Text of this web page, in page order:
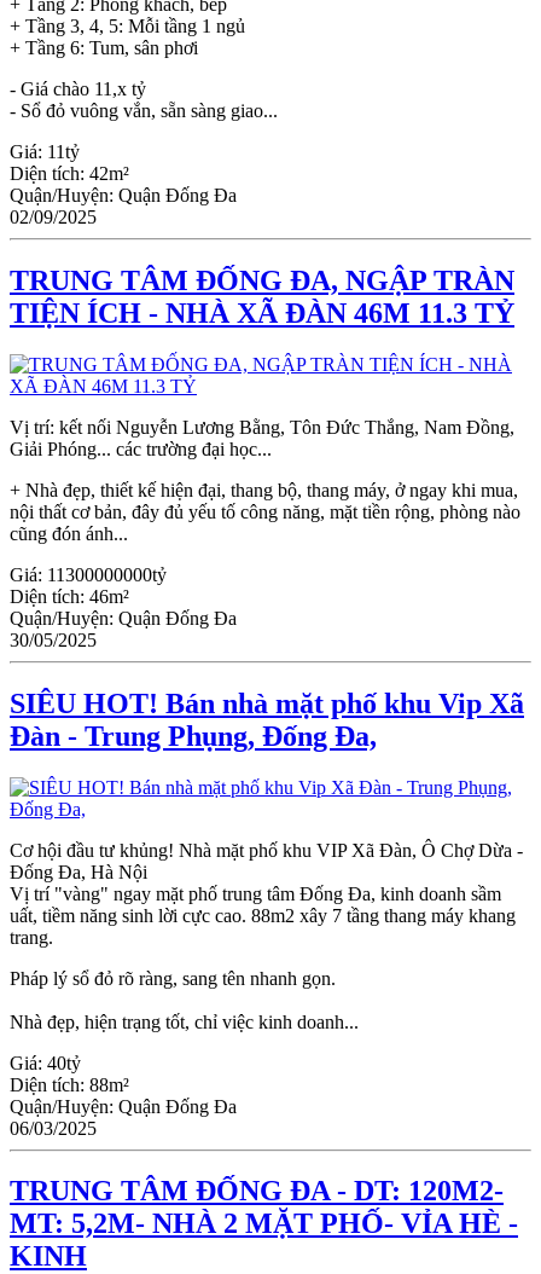
+ Tầng 3, 4, 5: Mỗi tầng 1 ngủ
+ Tầng 6: Tum, sân phơi
- Giá chào 11,x tỷ
- Sổ đỏ vuông vắn, sẵn sàng giao...
Giá: 11tỷ
Diện tích: 42m²
Quận/Huyện: Quận Đống Đa
02/09/2025
TRUNG TÂM ĐỐNG ĐA, NGẬP TRÀN
TIỆN ÍCH - NHÀ XÃ ĐÀN 46M 11.3 TỶ
Vị trí: kết nối Nguyễn Lương Bằng, Tôn Đức Thắng, Nam Đồng,
Giải Phóng... các trường đại học...
+ Nhà đẹp, thiết kế hiện đại, thang bộ, thang máy, ở ngay khi mua,
nội thất cơ bản, đây đủ yếu tố công năng, mặt tiền rộng, phòng nào
cũng đón ánh...
Giá: 11300000000tỷ
Diện tích: 46m²
Quận/Huyện: Quận Đống Đa
30/05/2025
SIÊU HOT! Bán nhà mặt phố khu Vip Xã
Đàn - Trung Phụng, Đống Đa,
Cơ hội đầu tư khủng! Nhà mặt phố khu VIP Xã Đàn, Ô Chợ Dừa -
Đống Đa, Hà Nội
Vị trí "vàng" ngay mặt phố trung tâm Đống Đa, kinh doanh sầm
uất, tiềm năng sinh lời cực cao. 88m2 xây 7 tầng thang máy khang
trang.
Pháp lý sổ đỏ rõ ràng, sang tên nhanh gọn.
Nhà đẹp, hiện trạng tốt, chỉ việc kinh doanh...
Giá: 40tỷ
Diện tích: 88m²
Quận/Huyện: Quận Đống Đa
06/03/2025
TRUNG TÂM ĐỐNG ĐA - DT: 120M2-
MT: 5,2M- NHÀ 2 MẶT PHỐ- VỈA HÈ -
KINH